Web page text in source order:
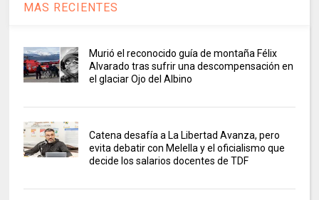
MAS RECIENTES
Murió el reconocido guía de montaña Félix
Alvarado tras sufrir una descompensación en
el glaciar Ojo del Albino
Catena desafía a La Libertad Avanza, pero
evita debatir con Melella y el oficialismo que
decide los salarios docentes de TDF